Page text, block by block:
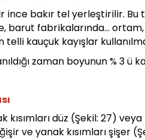
ince bakır tel yerleştirilir.
barut fabrikalarında…
kauçuk kayışlar
zaman boyunun % 3
kısımları düz (Şekil: 27)
ve yanak kısımları şişer